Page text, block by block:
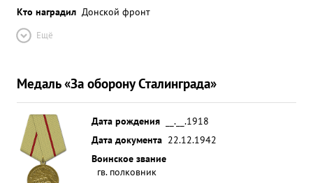
Кто наградил Донской фронт
Ещё
Медаль «За оборону Сталинграда»
Дата рождения
__.__.1918
Дата документа 22.12.1942
Воинское звание
гв. полковник